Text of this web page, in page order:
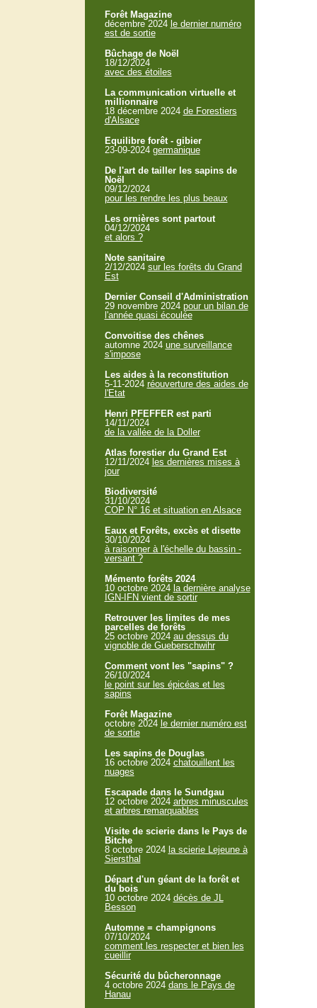
Forêt Magazine
décembre 2024 le dernier numéro
est de sortie
Bûchage de Noël
18/12/2024
avec des étoiles
La communication virtuelle et
millionnaire
18 décembre 2024 de Forestiers
d'Alsace
Equilibre forêt - gibier
23-09-2024 germanique
De l'art de tailler les sapins de
Noël
09/12/2024
pour les rendre les plus beaux
Les ornières sont partout
04/12/2024
et alors ?
Note sanitaire
2/12/2024 sur les forêts du Grand
Est
Dernier Conseil d'Administration
29 novembre 2024 pour un bilan de
l'année quasi écoulée
Convoitise des chênes
automne 2024 une surveillance
s'impose
Les aides à la reconstitution
5-11-2024 réouverture des aides de
l'Etat
Henri PFEFFER est parti
14/11/2024
de la vallée de la Doller
Atlas forestier du Grand Est
12/11/2024 les dernières mises à
jour
Biodiversité
31/10/2024
COP N° 16 et situation en Alsace
Eaux et Forêts, excès et disette
30/10/2024
à raisonner à l'échelle du bassin -
versant ?
Mémento forêts 2024
10 octobre 2024 la dernière analyse
IGN-IFN vient de sortir
Retrouver les limites de mes
parcelles de forêts
25 octobre 2024 au dessus du
vignoble de Gueberschwihr
Comment vont les "sapins" ?
26/10/2024
le point sur les épicéas et les
sapins
Forêt Magazine
octobre 2024 le dernier numéro est
de sortie
Les sapins de Douglas
16 octobre 2024 chatouillent les
nuages
Escapade dans le Sundgau
12 octobre 2024 arbres minuscules
et arbres remarquables
Visite de scierie dans le Pays de
Bitche
8 octobre 2024 la scierie Lejeune à
Siersthal
Départ d'un géant de la forêt et
du bois
10 octobre 2024 décès de JL
Besson
Automne = champignons
07/10/2024
comment les respecter et bien les
cueillir
Sécurité du bûcheronnage
4 octobre 2024 dans le Pays de
Hanau